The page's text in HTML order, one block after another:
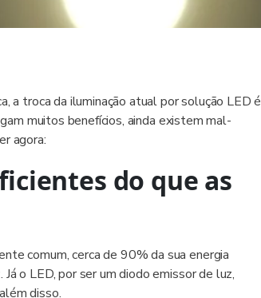
a troca da iluminação atual por solução LED é
muitos benefícios, ainda existem mal-
agora:
do que as
comum, cerca de 90% da sua energia
o LED, por ser um diodo emissor de luz,
disso.